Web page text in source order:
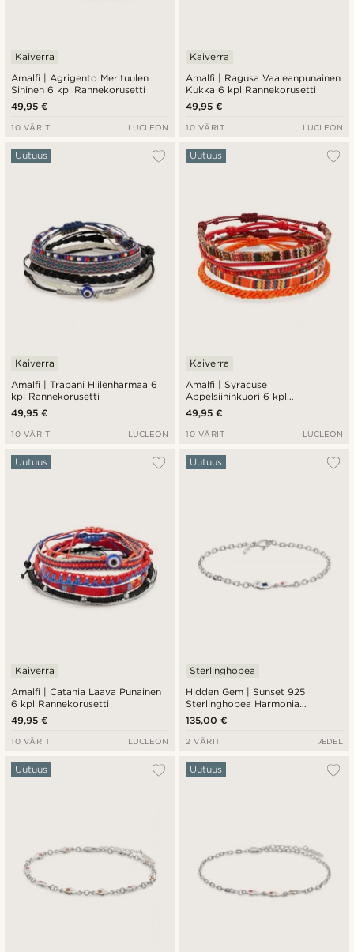
Amalfi | Agrigento Merituulen
Sininen 6 kpl Rannekorusetti
Kaiverra
49,95 €
10 VÄRIT LUCLEON
Amalfi | Ragusa Vaaleanpunainen
Kukka 6 kpl Rannekorusetti
Kaiverra
49,95 €
10 VÄRIT LUCLEON
Amalfi | Trapani Hiilenharmaa 6
kpl Rannekorusetti
Uutuus
Kaiverra
49,95 €
10 VÄRIT LUCLEON
Amalfi | Syracuse
Appelsiininkuori 6 kpl
Rannekorusetti
Uutuus
Kaiverra
49,95 €
10 VÄRIT LUCLEON
Amalfi | Catania Laava Punainen
6 kpl Rannekorusetti
Uutuus
Kaiverra
49,95 €
10 VÄRIT LUCLEON
Hidden Gem | Sunset 925
Sterlinghopea Harmonia
Rannekoru
Uutuus
Sterlinghopea
135,00 €
2 VÄRIT ÆDEL
Uutuus Uutuus